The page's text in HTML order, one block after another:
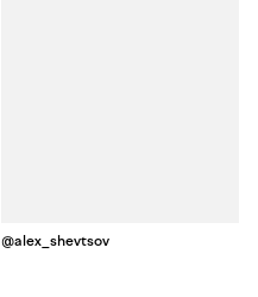
@alex_shevtsov